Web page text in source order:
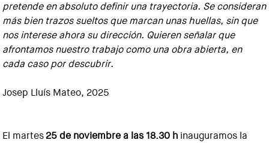
pretende en absoluto definir una trayectoria. Se consideran
más bien trazos sueltos que marcan unas huellas, sin que
nos interese ahora su dirección. Quieren señalar que
afrontamos nuestro trabajo como una obra abierta, en
cada caso por descubrir.
Josep Lluís Mateo, 2025
El martes25 de noviembre a las 18.30 h inauguramos la